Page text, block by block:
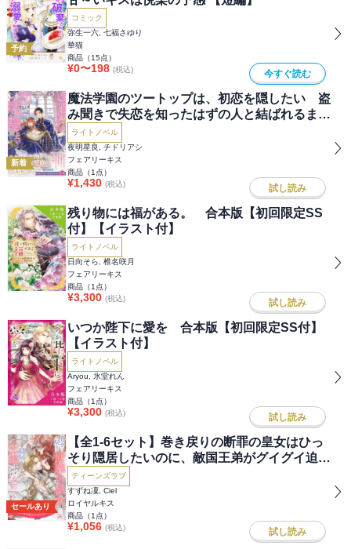
予約
コミック
弥生一六, 七福さゆり
華猫
商品（15点）
¥0〜198 (税込) 今すぐ読む
新着
魔法学園のツートップは、初恋を隠したい 盗
み聞きで失恋を知ったはずの人と結ばれるまで
【特典SS付】【イラスト付】
ライトノベル
夜明星良, チドリアシ
フェアリーキス
商品（1 点）
¥1,430 (税込) 試し読み
残り物には福がある。 合本版【初回限定SS
付】【イラスト付】
ライトノベル
日向そら, 椎名咲月
フェアリーキス
商品（1 点）
¥3,300 (税込) 試し読み
いつか陛下に愛を 合本版【初回限定SS付】
【イラスト付】
ライトノベル
Aryou, 氷堂れん
フェアリーキス
商品（1 点）
¥3,300 (税込) 試し読み
セールあり
【全1-6セット】巻き戻りの断罪の皇女はひっ
そり隠居したいのに、敵国王弟がグイグイ迫っ
てきます【イラスト付】
ティーンズラブ
すずね凜, Ciel
ロイヤルキス
商品（1 点）
¥1,056 (税込) 試し読み